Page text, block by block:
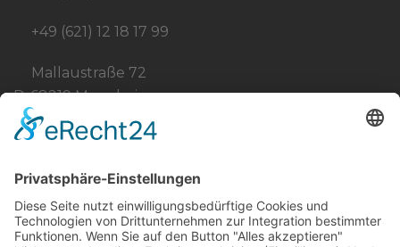
+49 (621) 12 18 17 99
Mallaustraße 72
D-68219 Mannheim
info@born-stahlbau.de